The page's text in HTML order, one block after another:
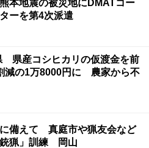
本地震の被災地にDMATコー
ーを第4次派遣
県産コシヒカリの仮渡金を前
減の1万8000円に 農家から不
備えて 真庭市や猟友会など
猟」訓練 岡山